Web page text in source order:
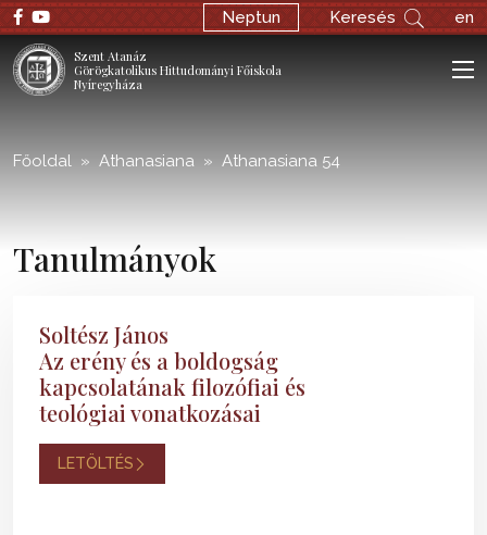
; Neptun Keresés en
Szent Atanáz
Görögkatolikus Hittudományi Főiskola
Nyíregyháza
Főoldal Athanasiana Athanasiana 54
Tanulmányok
Soltész János
Az erény és a boldogság
kapcsolatának filozófiai és
teológiai vonatkozásai
LETÖLTÉS